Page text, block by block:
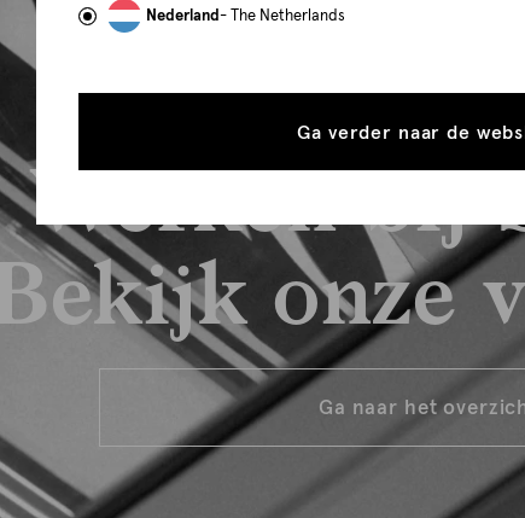
Werken bij
onze
Ga naar het
Nederland- The Netherlands
Ga verder naar de